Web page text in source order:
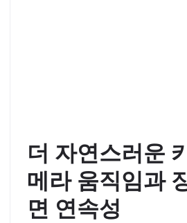
더 자연스러운
메라 움직임과
면 연속성